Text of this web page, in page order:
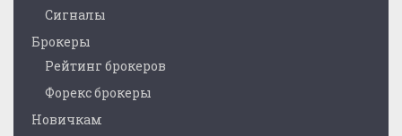
Сигналы
Брокеры
Рейтинг брокеров
Форекс брокеры
Новичкам